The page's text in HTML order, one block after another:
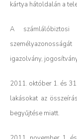
kártya hátoldalán a
A számlálóbiztosi
igazolvány,
2011. október 1. és
lakásokat az
begyűjtése miatt.